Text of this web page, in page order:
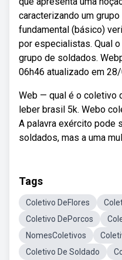
caracterizando um
fundamental (básico)
por especialistas. Qual
grupo de soldados.
06h46 atualizado em
Web — qual é o coletivo
leber brasil 5k. Webo
A palavra exército pode
soldados, mas a uma
Tags
Coletivo DeFlores
Coletivo DePorcos
NomesColetivos
Coletivo De Soldado